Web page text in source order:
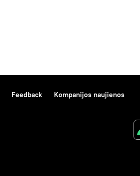
Feedback Kompanijos naujienos